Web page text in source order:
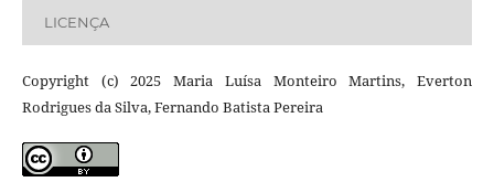
LICENÇA
Copyright (c) 2025 Maria Luísa Monteiro Martins, Everton
Rodrigues da Silva, Fernando Batista Pereira